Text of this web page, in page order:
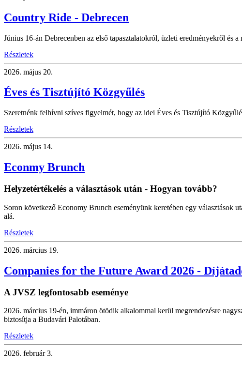
Country Ride - Debrecen
Június 16-án Debrecenben az első tapasztalatokról, üzleti eredményekről és
Részletek
2026. május 20.
Éves és Tisztújító Közgyűlés
Szeretnénk felhívni szíves figyelmét, hogy az idei Éves és Tisztújító
Részletek
2026. május 14.
Econmy Brunch
Helyzetértékelés a választások után - Hogyan tovább?
Soron következő Economy Brunch eseményünk keretében egy választások
alá.
Részletek
2026. március 19.
Companies for the Future Award 2026 -
A JVSZ legfontosabb eseménye
2026. március 19-én, immáron ötödik alkalommal kerül megrendezésre
biztosítja a Budavári Palotában.
Részletek
2026. február 3.